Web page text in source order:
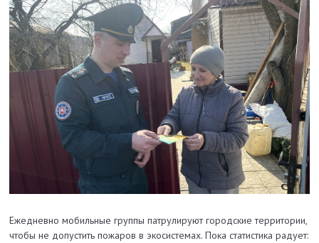
Ежедневно мобильные группы патрулируют городские территории,
чтобы не допустить пожаров в экосистемах. Пока статистика радует: